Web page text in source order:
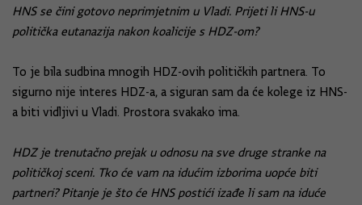
HNS se čini gotovo neprimjetnim u Vladi. Prijeti li HNS-u
politička eutanazija nakon koalicije s HDZ-om?
To je bila sudbina mnogih HDZ-ovih političkih partnera. To
sigurno nije interes HDZ-a, a siguran sam da će kolege iz HNS-
a biti vidljivi u Vladi. Prostora svakako ima.
HDZ je trenutačno prejak u odnosu na sve druge stranke na
političkoj sceni. Tko će vam na idućim izborima uopće biti
partneri? Pitanje je što će HNS postići izađe li sam na iduće